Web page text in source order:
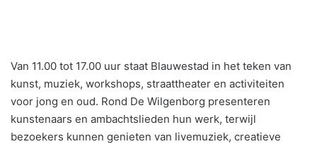
Van 11.00 tot 17.00 uur staat Blauwestad in het teken van
kunst, muziek, workshops, straattheater en activiteiten
voor jong en oud. Rond De Wilgenborg presenteren
kunstenaars en ambachtslieden hun werk, terwijl
bezoekers kunnen genieten van livemuziek, creatieve